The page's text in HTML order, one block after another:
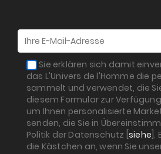
Sie erklären sich damit
das L'Univers de l'Homme die
sammelt und verwendet, die
diesem Formular zur
um Ihnen personalisierte
senden, die Sie in
Politik der Datenschutz [ siehe
die Kästchen an, wenn Sie